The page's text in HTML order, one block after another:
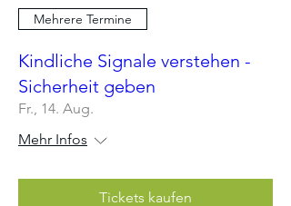
Mehrere Termine
Kindliche Signale verstehen -
Sicherheit geben
Fr., 14. Aug.
Mehr Infos
Tickets kaufen